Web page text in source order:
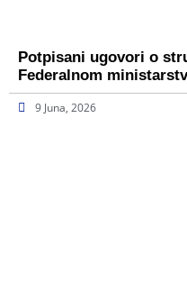
Potpisani ugovori o
Federalnom
9 Juna, 2026